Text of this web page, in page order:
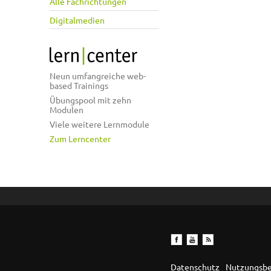
Digitalmedien
Neun umfangreiche web-
based Trainings
Übungspool mit zehn
Modulen
Viele weitere Lernmodule
Zum Lerncenter
Datenschutz